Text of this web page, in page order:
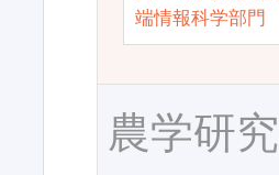
端情報科学部門
農学研